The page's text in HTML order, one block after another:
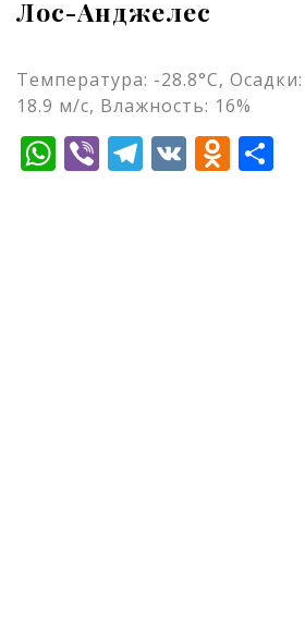
Лос-Анджелес
Температура: -28.8°C,
18.9 м/с, Влажность: 16%
WhatsApp
ViberTelegram
VK